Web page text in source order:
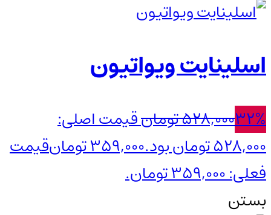
اسلینایت ویواتیون
32%
528,000تومانقیمت اصلی:
528,000 تومان بود.
359,000تومانقیمت
فعلی: 359,000 تومان.
بستن